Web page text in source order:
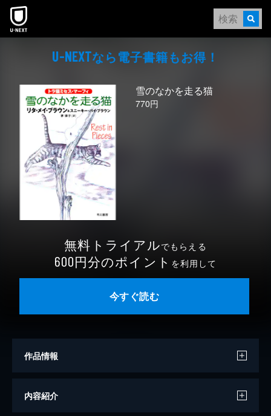
本文へスキップ
U-NEXTなら電⼦書籍もお得！
雪のなかを走る猫
770円
無料トライアルでもらえる
600円分のポイント を利用して
今すぐ読む
作品情報
著者
内容紹介